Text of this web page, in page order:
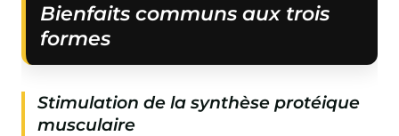
Bienfaits communs aux trois
formes
Stimulation de la synthèse protéique
musculaire